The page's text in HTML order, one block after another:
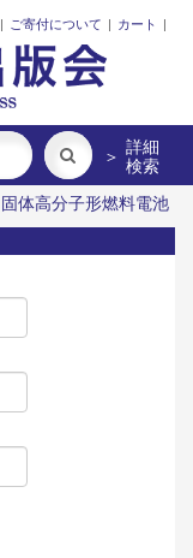
| ご寄付について | カート |
＞ 詳細
検索
固体高分子形燃料電池
藤野先生、その生涯